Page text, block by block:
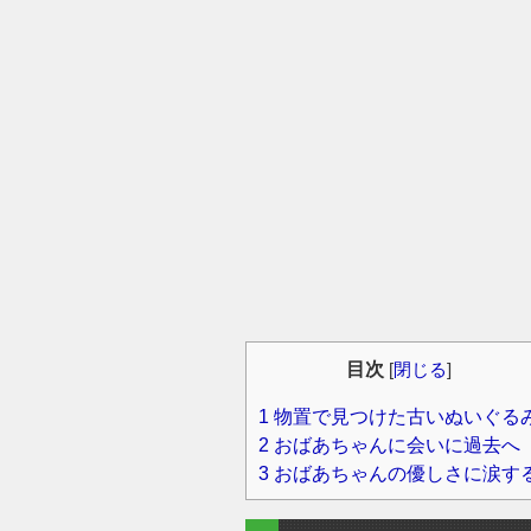
目次 [閉じる]
1 物置で見つけた古いぬいぐる
2 おばあちゃんに会いに過去へ
3 おばあちゃんの優しさに涙す